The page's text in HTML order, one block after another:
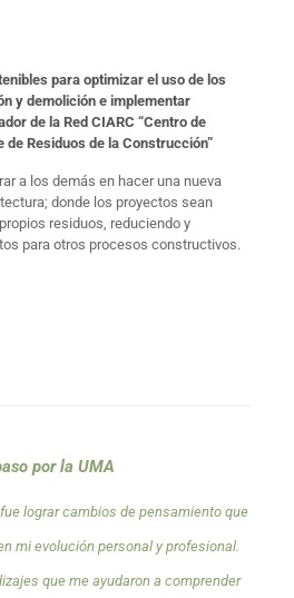
para optimizar el uso de los
y demolición e implementar
de la Red CIARC “Centro de
Residuos de la Construcción”
a los demás en hacer una nueva
donde los proyectos sean
residuos, reduciendo y
para otros procesos constructivos.
por la UMA
fue lograr cambios de pensamiento que
mi evolución personal y profesional.
que me ayudaron a comprender